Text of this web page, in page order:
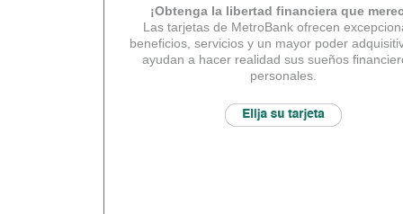
¡Obtenga la libertad financiera que
Las tarjetas de MetroBank ofrecen
beneficios, servicios y un mayor poder
ayudan a hacer realidad sus sueños
personales.